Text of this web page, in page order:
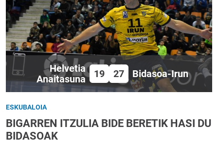
Helvetia
Anaitasuna
19 27 Bidasoa-Irun
ESKUBALOIA
BIGARREN ITZULIA BIDE BERETIK HASI DU
BIDASOAK